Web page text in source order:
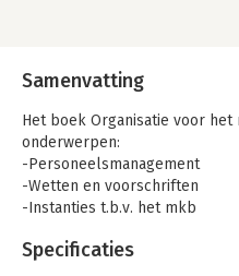
Samenvatting
Het boek Organisatie voor
onderwerpen:
-Personeelsmanagement
-Wetten en voorschriften
-Instanties t.b.v. het mkb
-Logistiek
Specificaties